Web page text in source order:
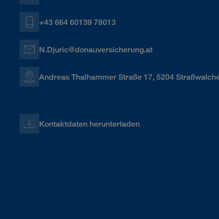
+43 664 60139 78013
N.Djuric@donauversicherung.at
Andreas Thalhammer Straße 17, 5204
Kontaktdaten herunterladen